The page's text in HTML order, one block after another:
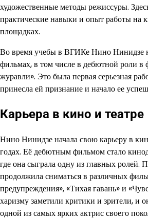
художественные методы режиссуры.
практические навыки и опыт работы на
площадках.
Во время учебы в ВГИКе Нино Нинидзе
фильмах, в том числе в дебютной роли в
журавли». Это была первая серьезная
принесла ей признание и начало ее
Карьера в кино и театре
Нино Нинидзе начала свою карьеру в
годах. Её дебютным фильмом стало
где она сыграла одну из главных ролей.
продолжила сниматься в различных
предупреждения», «Тихая гавань» и
харизму заметили критики и зрители, и
одной из самых ярких актрис своего